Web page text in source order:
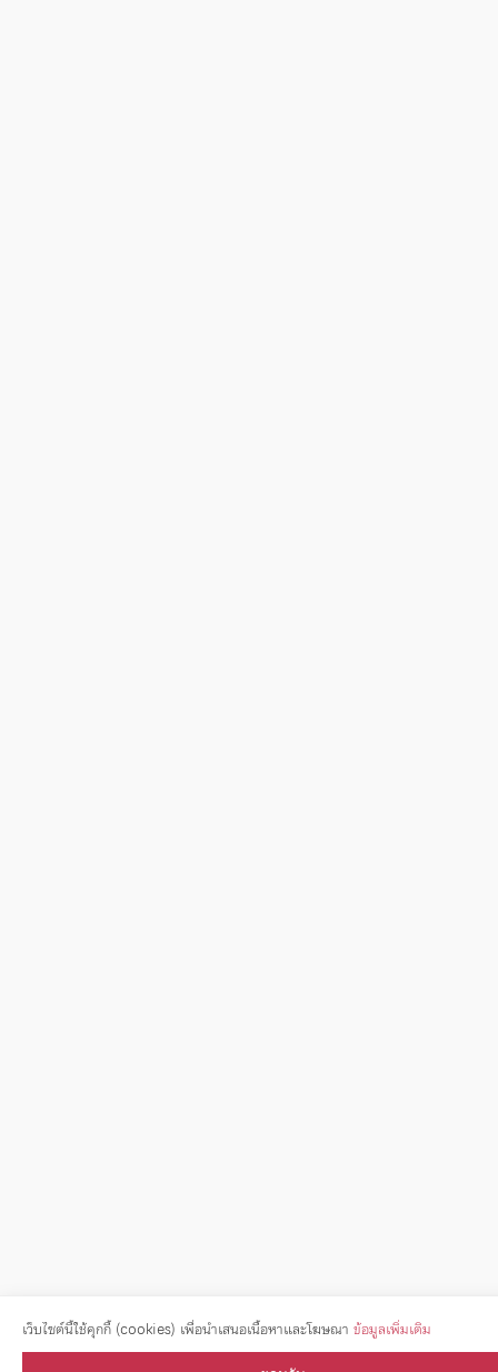
เว็บไซต์นี้ใช้คุกกี้ (cookies) เพื่อนำเสนอเนื้อหาและโฆษณา ข้อมูลเพิ่มเติม